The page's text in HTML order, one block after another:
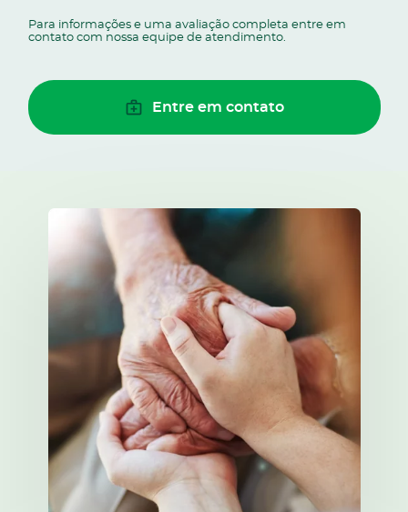
Para informações e uma avaliação completa entre em
contato com nossa equipe de atendimento.
Entre em contato